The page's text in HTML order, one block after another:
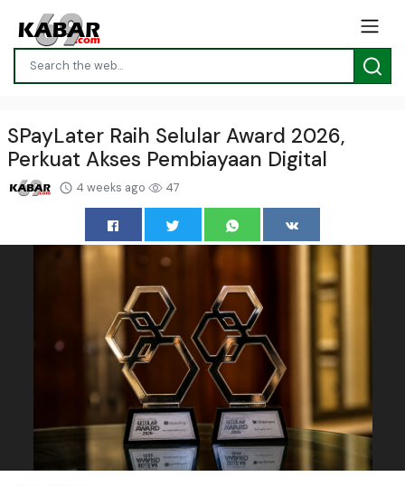
SPayLater Raih Selular Award 2026,
Perkuat Akses Pembiayaan Digital
4 weeks ago 47